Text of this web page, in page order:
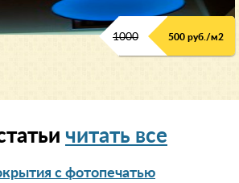
1000 500 руб./м2
читать все
с фотопечатью